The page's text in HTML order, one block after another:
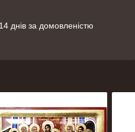
днів за домовленістю